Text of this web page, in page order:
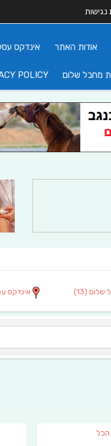
אודות האתר אינדקס
מחבל שלום POLICY
שלום (13) אינדקס